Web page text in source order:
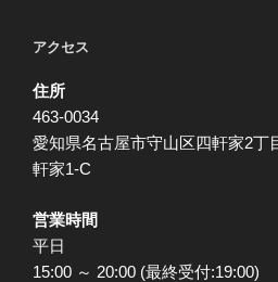
アクセス
住所
463-0034
愛知県名古屋市守山区四軒家2
軒家1-C
営業時間
平日
15:00 ～ 20:00 (最終受付:19:00)